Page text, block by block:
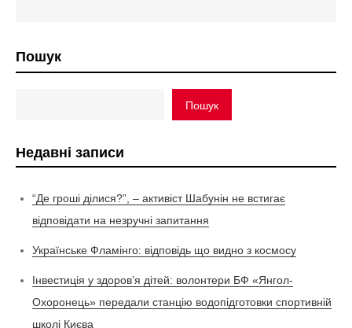
Пошук
Пошук
Недавні записи
“Де гроші ділися?”, – активіст Шабунін не встигає
відповідати на незручні запитання
Українське Фламінго: відповідь що видно з космосу
Інвестиція у здоров’я дітей: волонтери БФ «Янгол-
Охоронець» передали станцію водопідготовки спортивній
школі Києва